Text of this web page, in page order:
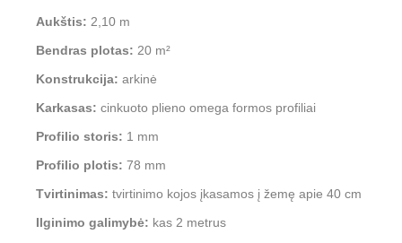
Aukštis: 2,10 m
Bendras plotas: 20 m²
Konstrukcija: arkinė
Karkasas: cinkuoto plieno omega formos profiliai
Profilio storis: 1 mm
Profilio plotis: 78 mm
Tvirtinimas: tvirtinimo kojos įkasamos į žemę apie 40 cm
Ilginimo galimybė: kas 2 metrus